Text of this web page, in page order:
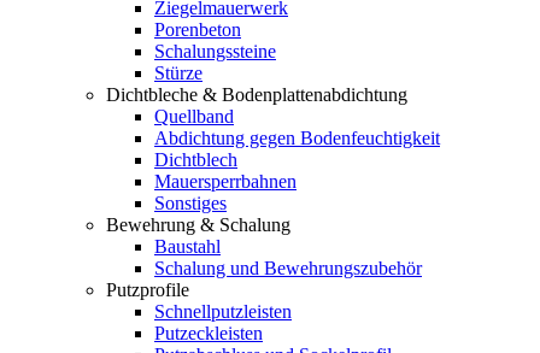
Ziegelmauerwerk
Porenbeton
Schalungssteine
Stürze
Dichtbleche & Bodenplattenabdichtung
Quellband
Abdichtung gegen Bodenfeuchtigkeit
Dichtblech
Mauersperrbahnen
Sonstiges
Bewehrung & Schalung
Baustahl
Schalung und Bewehrungszubehör
Putzprofile
Schnellputzleisten
Putzeckleisten